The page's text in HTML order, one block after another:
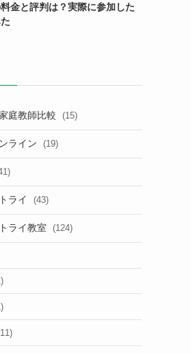
金と評判は？実際に参加した
庭教師比較 (15)
ライン (19)
ライ (43)
ライ教室 (124)